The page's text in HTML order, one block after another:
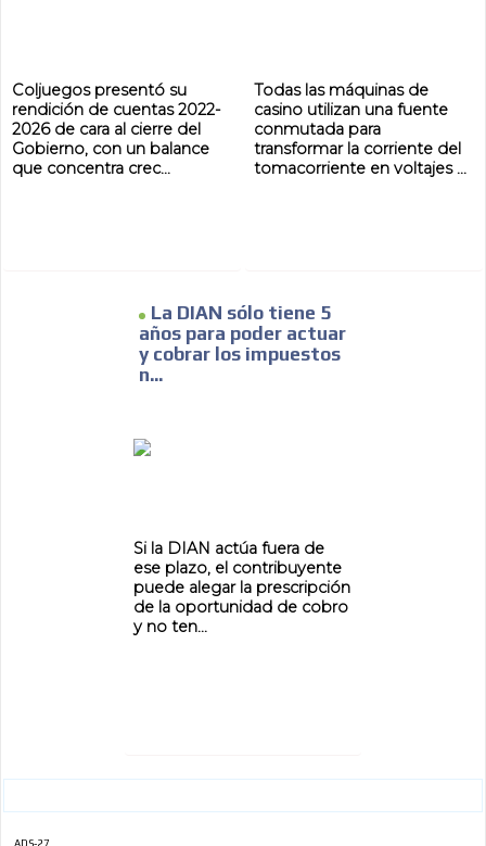
Coljuegos presentó su
rendición de cuentas 2022-
2026 de cara al cierre del
Gobierno, con un balance
que concentra crec...
Todas las máquinas de
casino utilizan una fuente
conmutada para
transformar la corriente del
tomacorriente en voltajes ...
La DIAN sólo tiene 5
años para poder actuar
y cobrar los impuestos
n...
Si la DIAN actúa fuera de
ese plazo, el contribuyente
puede alegar la prescripción
de la oportunidad de cobro
y no ten...
ADS-27